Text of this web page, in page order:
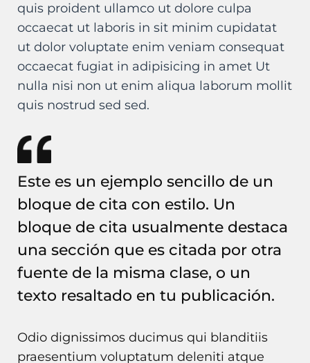
quis proident ullamco ut dolore culpa
occaecat ut laboris in sit minim cupidatat
ut dolor voluptate enim veniam consequat
occaecat fugiat in adipisicing in amet Ut
nulla nisi non ut enim aliqua laborum mollit
quis nostrud sed sed.
Este es un ejemplo sencillo de un
bloque de cita con estilo. Un
bloque de cita usualmente destaca
una sección que es citada por otra
fuente de la misma clase, o un
texto resaltado en tu publicación.
Odio dignissimos ducimus qui blanditiis
praesentium voluptatum deleniti atque